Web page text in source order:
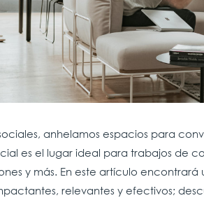
anhelamos espacios para
es el lugar ideal para trabajos de
y más. En este artículo encontrará
relevantes y efectivos;